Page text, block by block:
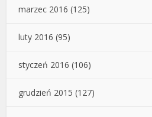
marzec 2016 (125)
luty 2016 (95)
styczeń 2016 (106)
grudzień 2015 (127)